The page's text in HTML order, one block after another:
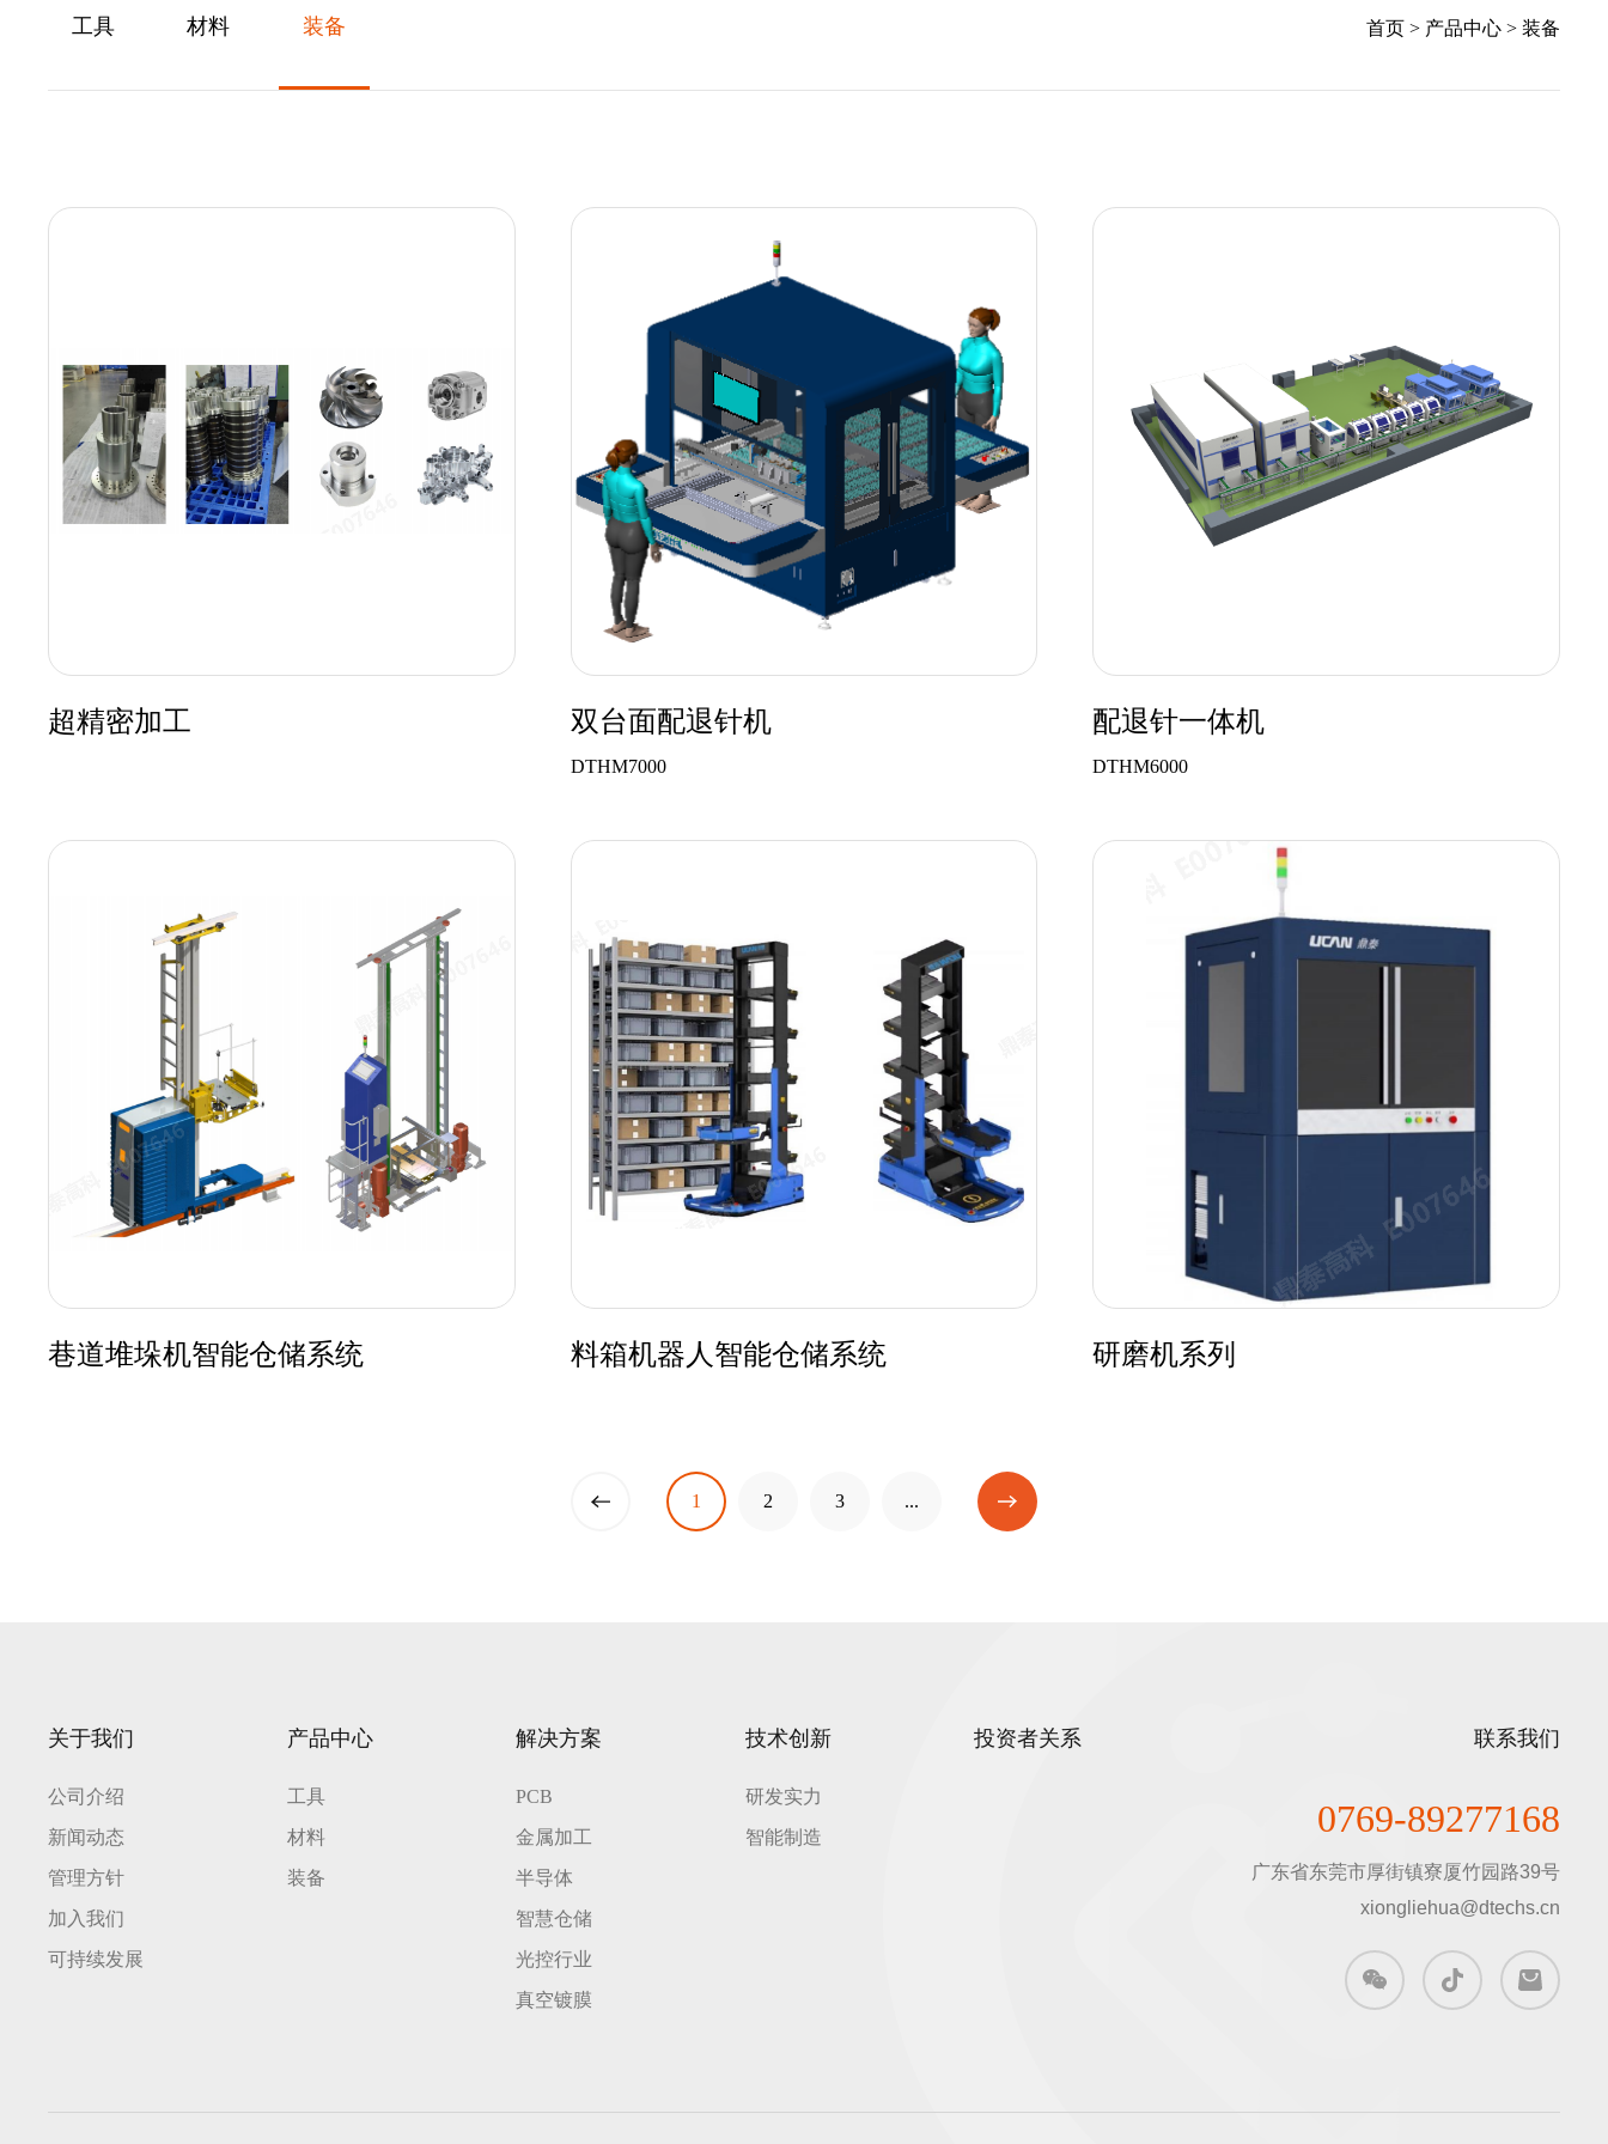
首页> 产品中心> 装备
工具 材料 装备
超精密加工 双台面配退针机
DTHM7000
配退针一体机
DTHM6000
巷道堆垛机智能仓储系统 料箱机器人智能仓储系统 研磨机系列
上
1 2 3 ...
下
关于我们
公司介绍
新闻动态
管理方针
加入我们
可持续发展
产品中心
工具
材料
装备
解决方案
PCB
金属加工
半导体
智慧仓储
光控行业
真空镀膜
技术创新
研发实力
智能制造
投资者关系 联系我们
0769-89277168
广东省东莞市厚街镇寮厦竹园路39号
xiongliehua@dtechs.cn